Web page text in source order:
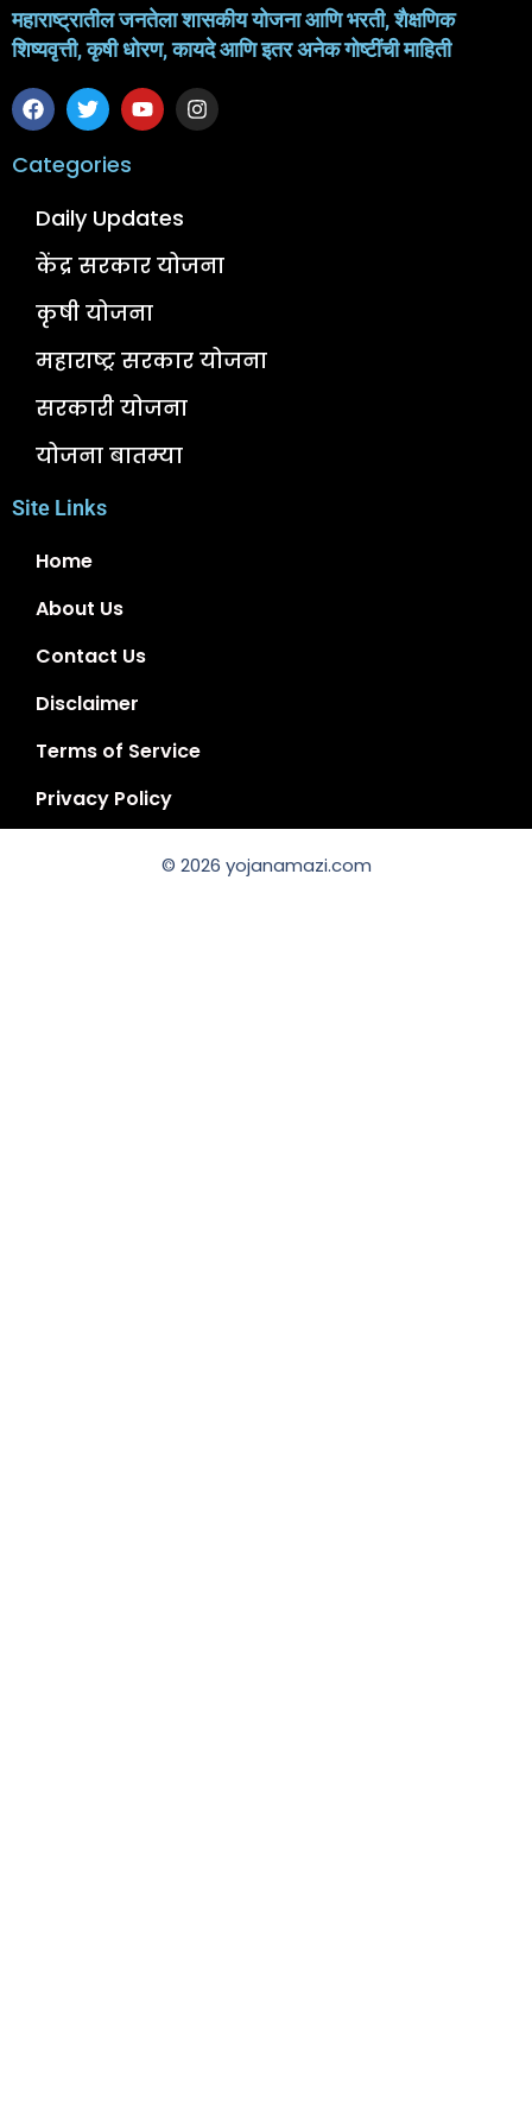
महाराष्ट्रातील जनतेला शासकीय योजना आणि भरती, शैक्षणिक
शिष्यवृत्ती, कृषी धोरण, कायदे आणि इतर अनेक गोष्टींची माहिती
Categories
Daily Updates
केंद्र सरकार योजना
कृषी योजना
महाराष्ट्र सरकार योजना
सरकारी योजना
योजना बातम्या
Site Links
Home
About Us
Contact Us
Disclaimer
Terms of Service
Privacy Policy
© 2026 yojanamazi.com